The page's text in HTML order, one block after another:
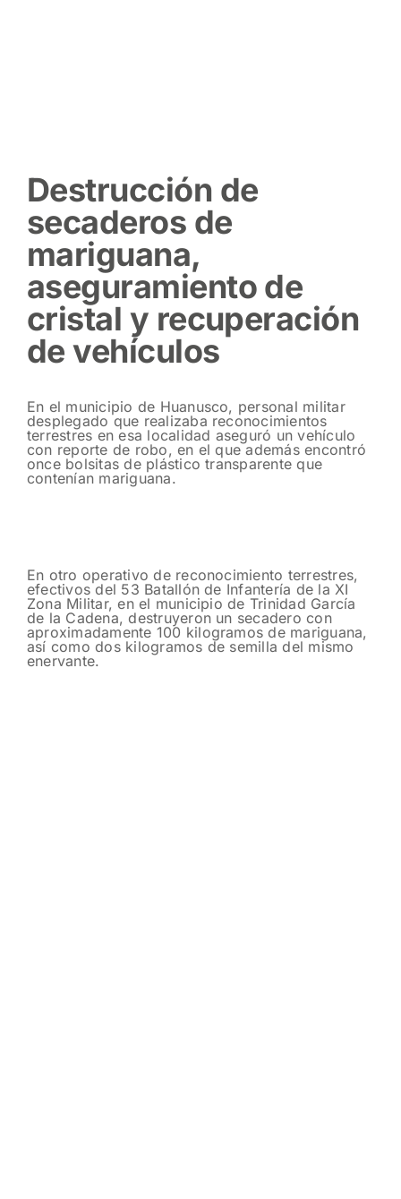
Destrucción de
secaderos de
mariguana,
aseguramiento de
cristal y recuperación
de vehículos
En el municipio de Huanusco, personal militar
desplegado que realizaba reconocimientos
terrestres en esa localidad aseguró un vehículo
con reporte de robo, en el que además encontró
once bolsitas de plástico transparente que
contenían mariguana.
En otro operativo de reconocimiento terrestres,
efectivos del 53 Batallón de Infantería de la XI
Zona Militar, en el municipio de Trinidad García
de la Cadena, destruyeron un secadero con
aproximadamente 100 kilogramos de mariguana,
así como dos kilogramos de semilla del mismo
enervante.